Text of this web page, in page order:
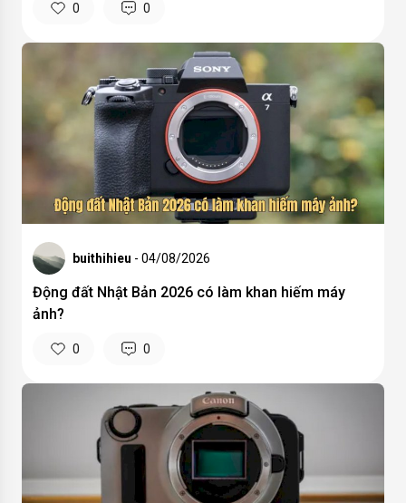
0 0
buithihieu - 04/08/2026
Động đất Nhật Bản 2026 có làm khan hiếm máy
ảnh?
0 0